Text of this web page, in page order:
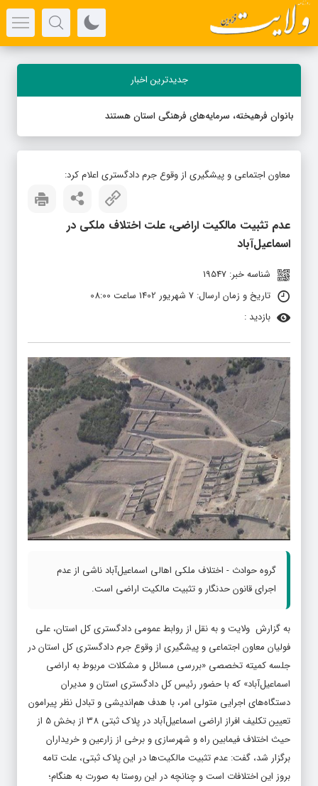
جدیدترین اخبار
بانوان فرهیخته، سرمایه‌های فرهنگی استان هستند
معاون اجتماعی و پیشگیری از وقوع جرم دادگستری اعلام کرد:
عدم تثبیت مالکیت اراضی، علت اختلاف ملکی در
اسماعیل‌آباد
شناسه خبر: 19547
تاریخ و زمان ارسال: 7 شهریور 1402 ساعت 08:00
بازدید :
گروه حوادث - اختلاف ملکی اهالی اسماعیل‌آباد ناشی از عدم
اجرای قانون حدنگار و تثبیت مالکیت اراضی است.
به گزارش ولایت و به نقل از روابط عمومی دادگستری کل استان، علی
فولیان معاون اجتماعی و پیشگیری از وقوع جرم دادگستری کل استان در
جلسه کمیته تخصصی «بررسی مسائل و مشکلات مربوط به اراضی
اسماعیل‌آباد» که با حضور رئیس کل دادگستری استان و مدیران
دستگاه‌های اجرایی متولی امر، با هدف هم‌اندیشی و تبادل نظر پیرامون
تعیین تکلیف افراز اراضی اسماعیل‌آباد در پلاک ثبتی 38 از بخش 5 از
حیث اختلاف فیمابین راه و شهرسازی و برخی از زارعین و خریداران
برگزار شد، گفت: عدم تثبیت مالکیت‌ها در این پلاک ثبتی، علت تامه
بروز این اختلافات است و چنانچه در این روستا به صورت به هنگام؛